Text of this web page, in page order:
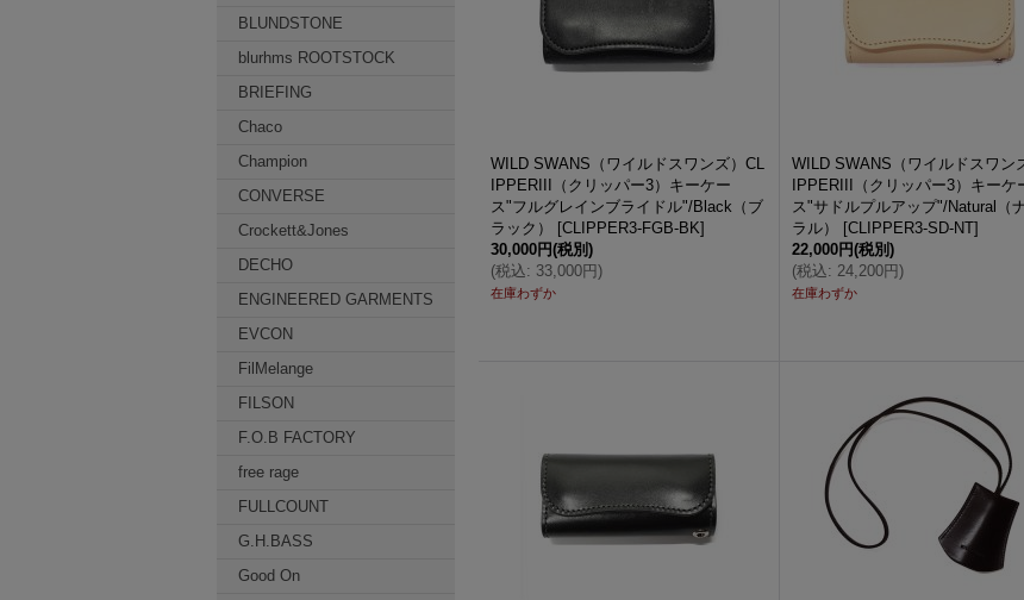
BLUNDSTONE
blurhms ROOTSTOCK
BRIEFING
Chaco
Champion
CONVERSE
Crockett&Jones
DECHO
ENGINEERED GARMENTS
EVCON
FilMelange
FILSON
F.O.B FACTORY
free rage
FULLCOUNT
G.H.BASS
Good On
WILD SWANS（ワイルドスワンズ）CL
IPPERIII（クリッパー3）キーケー
ス"フルグレインブライドル"/Black（ブ
ラック）
[CLIPPER3-FGB-BK]
30,000円(税別)
(税込: 33,000円)
在庫わずか
WILD SWANS（ワイルドスワン
IPPERIII（クリッパー3）キーケ
ス"サドルプルアップ"/Natural（
ラル）
[CLIPPER3-SD-NT]
22,000円(税別)
(税込: 24,200円)
在庫わずか